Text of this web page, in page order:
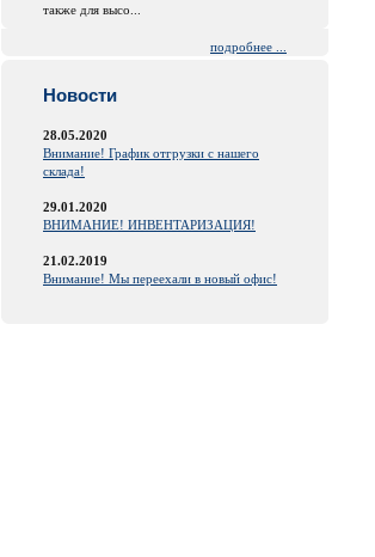
также для высо...
подробнее ...
Новости
28.05.2020
Внимание! График отгрузки с нашего
склада!
29.01.2020
ВНИМАНИЕ! ИНВЕНТАРИЗАЦИЯ!
21.02.2019
Внимание! Мы переехали в новый офис!